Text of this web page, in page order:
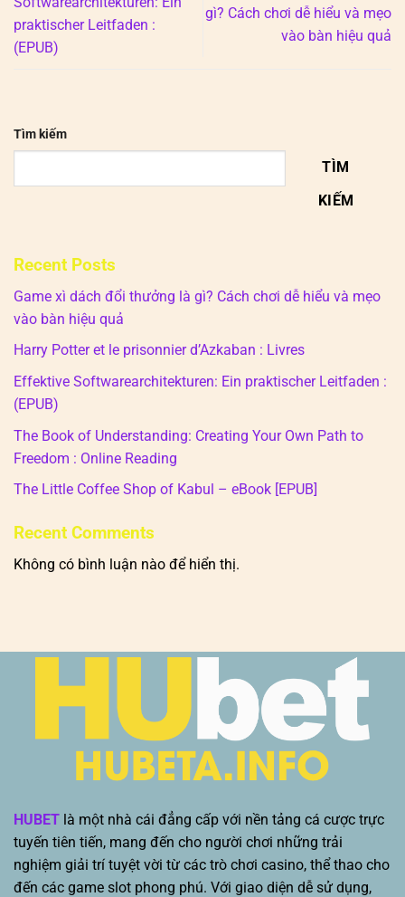
praktischer Leitfaden :
(EPUB)
gì? Cách chơi dễ hiểu và mẹo
vào bàn hiệu quả
Tìm kiếm
TÌM
KIẾM
Recent Posts
Game xì dách đổi thưởng là gì? Cách chơi dễ hiểu và mẹo
vào bàn hiệu quả
Harry Potter et le prisonnier d’Azkaban : Livres
Effektive Softwarearchitekturen: Ein praktischer Leitfaden :
(EPUB)
The Book of Understanding: Creating Your Own Path to
Freedom : Online Reading
The Little Coffee Shop of Kabul – eBook [EPUB]
Recent Comments
Không có bình luận nào để hiển thị.
HUBET là một nhà cái đẳng cấp với nền tảng cá cược trực
tuyến tiên tiến, mang đến cho người chơi những trải
nghiệm giải trí tuyệt vời từ các trò chơi casino, thể thao cho
đến các game slot phong phú. Với giao diện dễ sử dụng,